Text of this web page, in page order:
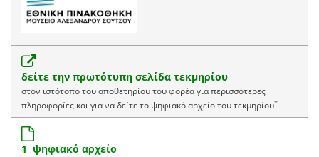
δείτε την πρωτότυπη σελίδα τεκμηρίου
στον ιστότοπο του αποθετηρίου του φορέα για περισσότερες
πληροφορίες και για να δείτε το ψηφιακό αρχείο του τεκμηρίου*
1 ψηφιακό αρχείο